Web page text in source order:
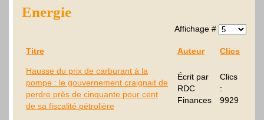
Energie
Affichage #
Titre Auteur Clics
Hausse du prix de carburant à la
pompe : le gouvernement craignait de
perdre près de cinquante pour cent
de sa fiscalité pétrolière
Écrit par
RDC
Finances
Clics
:
9929